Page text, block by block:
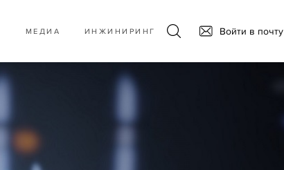
МЕДИА ИНЖИНИРИНГ Войти в почту